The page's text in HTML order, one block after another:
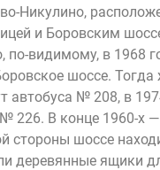
Никулино,
и Боровским
по-видимому, в 1968
шоссе. Тогда
автобуса № 208, в
226. В конце 1960-х —
стороны шоссе
деревянные ящики